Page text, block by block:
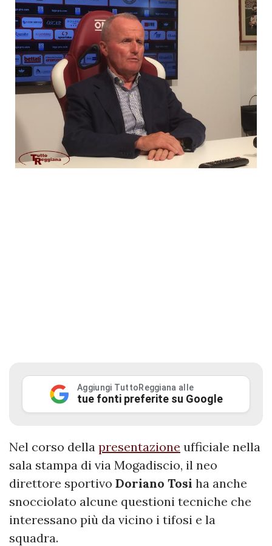
Aggiungi TuttoReggiana alle
tue fonti preferite su Google
Nel corso della presentazione ufficiale nella
sala stampa di via Mogadiscio, il neo
direttore sportivo Doriano Tosi ha anche
snocciolato alcune questioni tecniche che
interessano più da vicino i tifosi e la
squadra.